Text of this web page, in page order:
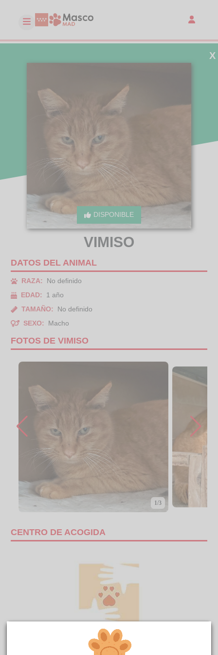
DISPONIBLE
X
VIMISO
DATOS DEL ANIMAL
RAZA:
No definido
EDAD:
1 año
TAMAÑO:
No definido
SEXO:
Macho
FOTOS DE VIMISO
1/3
CENTRO DE ACOGIDA